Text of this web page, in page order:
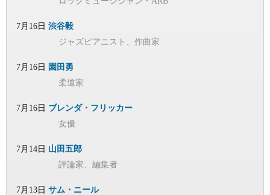
7月16日 渋谷毅
ジャズピアニスト、作曲家
7月16日 園田勇
柔道家
7月16日 ブレンダ・フリッカー
女優
7月14日 山田五郎
評論家、編集者
7月13日 サム・ニール